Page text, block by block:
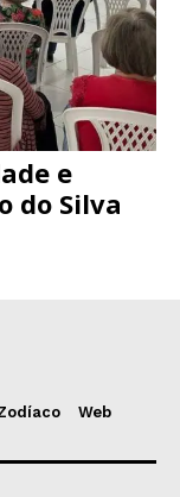
e
do Silva
Web